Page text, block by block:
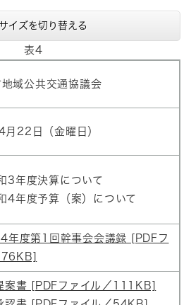
イズを切り替える
表4
地域公共交通協議会
月22日（金曜日）
3年度決算について
4年度予算（案）について
年度第1回幹事会会議録 [PDFフ
76KB]
案書 [PDFファイル／111KB]